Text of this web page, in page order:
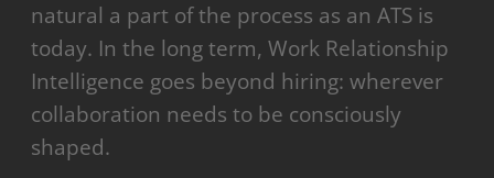
natural a part of the process as an ATS is
today. In the long term, Work Relationship
Intelligence goes beyond hiring: wherever
collaboration needs to be consciously
shaped.